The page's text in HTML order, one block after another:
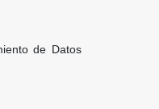
de Datos